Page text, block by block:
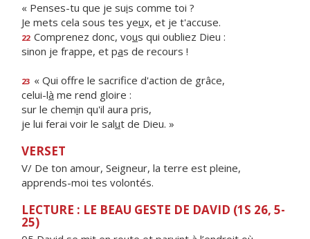
« Penses-tu que je suis comme toi ?
Je mets cela sous tes yeux, et je t'accuse.
22 Comprenez donc, vous qui oubliez Dieu :
sinon je frappe, et pas de recours !
23 « Qui offre le sacrifce d'action de grâce,
celui-là me rend gloire :
sur le chemin qu'il aura pris,
je lui ferai voir le salut de Dieu. »
VERSET
V/ De ton amour, Seigneur, la terre est pleine,
apprends-moi tes volontés.
LECTURE : LE BEAU GESTE DE DAVID (1S 26, 5-
25)